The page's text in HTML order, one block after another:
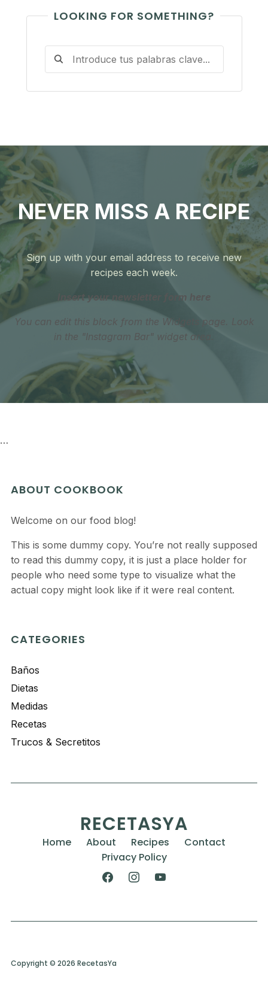
LOOKING FOR SOMETHING?
NEVER MISS A RECIPE
Sign up with your email address to receive new
recipes each week.
Insert your newsletter form here
You can edit this block from the Widgets page. Look
in the "Instagram Bar" widget area.
…
ABOUT COOKBOOK
Welcome on our food blog!
This is some dummy copy. You’re not really supposed
to read this dummy copy, it is just a place holder for
people who need some type to visualize what the
actual copy might look like if it were real content.
CATEGORIES
Baños
Dietas
Medidas
Recetas
Trucos & Secretitos
RECETASYA
Home About Recipes
Contact
Privacy Policy
Copyright © 2026 RecetasYa